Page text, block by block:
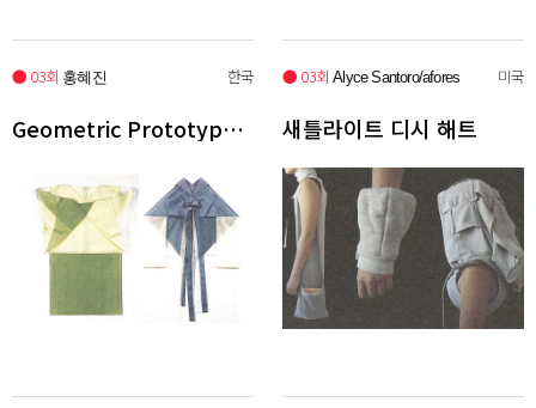
● 03회 홍혜진 한국
Geometric Prototype #4, #42
● 03회 Alyce Santoro/afores 미국
새틀라이트 디시 해트